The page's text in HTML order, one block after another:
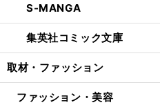
S-MANGA
集英社コミック文庫
取材・ファッション
ファッション・美容